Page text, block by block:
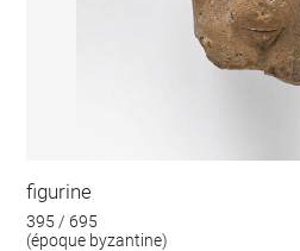
figurine
395 / 695
(époque byzantine)